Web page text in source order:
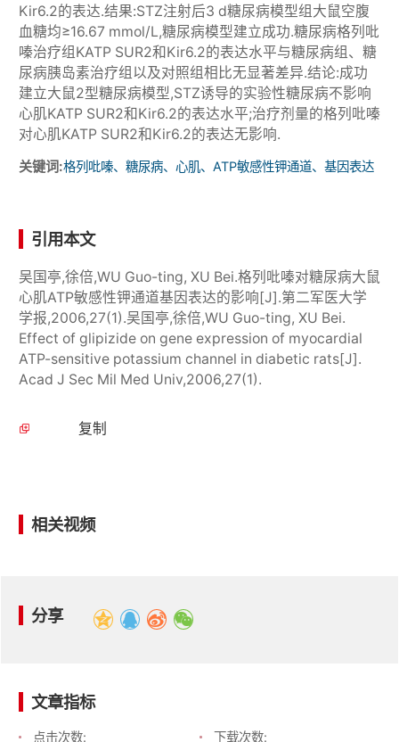
Kir6.2的表达.结果:STZ注射后3 d糖尿病模型组大鼠空腹
血糖均≥16.67 mmol/L,糖尿病模型建立成功.糖尿病格列吡
嗪治疗组KATP SUR2和Kir6.2的表达水平与糖尿病组、糖
尿病胰岛素治疗组以及对照组相比无显著差异.结论:成功
建立大鼠2型糖尿病模型,STZ诱导的实验性糖尿病不影响
心肌KATP SUR2和Kir6.2的表达水平;治疗剂量的格列吡嗪
对心肌KATP SUR2和Kir6.2的表达无影响.
关键词:格列吡嗪、糖尿病、心肌、ATP敏感性钾通道、基因表达
引用本文
吴国亭,徐倍,WU Guo-ting, XU Bei.格列吡嗪对糖尿病大鼠
心肌ATP敏感性钾通道基因表达的影响[J].第二军医大学
学报,2006,27(1).吴国亭,徐倍,WU Guo-ting, XU Bei.
Effect of glipizide on gene expression of myocardial
ATP-sensitive potassium channel in diabetic rats[J].
Acad J Sec Mil Med Univ,2006,27(1).
复制
相关视频
分享
文章指标
点击次数: 下载次数: